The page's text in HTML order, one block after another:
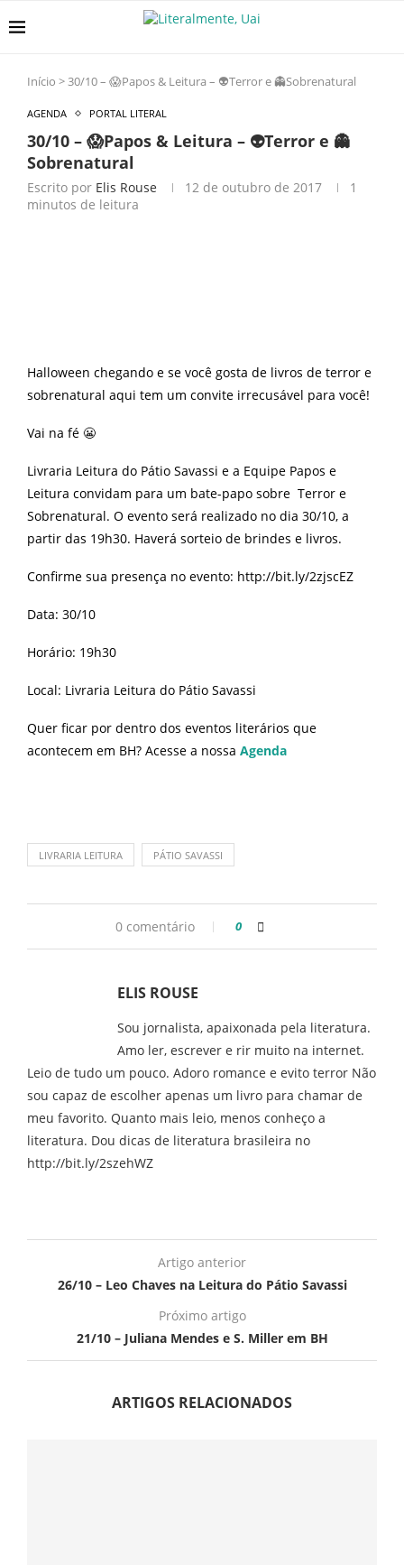
Início >30/10 – 😱Papos & Leitura – 👽Terror e 👻Sobrenatural
AGENDA PORTAL LITERAL
30/10 – 😱Papos & Leitura – 👽Terror e 👻
Sobrenatural
Escrito por Elis Rouse 12 de outubro de 2017
1
minutos de leitura
Halloween chegando e se você gosta de livros de terror e
sobrenatural aqui tem um convite irrecusável para você!
Vai na fé 😬
Livraria Leitura do Pátio Savassi e a Equipe Papos e
Leitura convidam para um bate-papo sobre Terror e
Sobrenatural. O evento será realizado no dia 30/10, a
partir das 19h30. Haverá sorteio de brindes e livros.
Confirme sua presença no evento: http://bit.ly/2zjscEZ
Data: 30/10
Horário: 19h30
Local: Livraria Leitura do Pátio Savassi
Quer ficar por dentro dos eventos literários que
acontecem em BH? Acesse a nossa Agenda
LIVRARIA LEITURA PÁTIO SAVASSI
0 comentário 0
ELIS ROUSE
Sou jornalista, apaixonada pela literatura.
Amo ler, escrever e rir muito na internet.
Leio de tudo um pouco. Adoro romance e evito terror Não
sou capaz de escolher apenas um livro para chamar de
meu favorito. Quanto mais leio, menos conheço a
literatura. Dou dicas de literatura brasileira no
http://bit.ly/2szehWZ
Artigo anterior
26/10 – Leo Chaves na Leitura do Pátio Savassi
Próximo artigo
21/10 – Juliana Mendes e S. Miller em BH
ARTIGOS RELACIONADOS